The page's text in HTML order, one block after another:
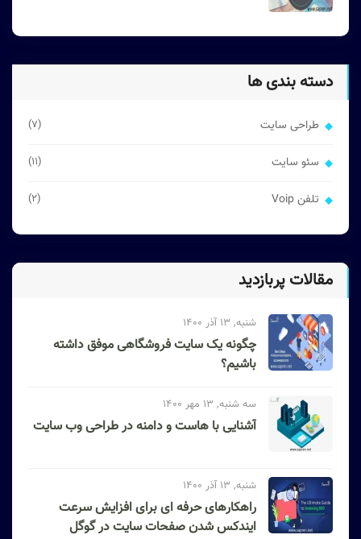
دسته بندی ها
طراحی سایت (7)
سئو سایت (11)
تلفن Voip (2)
مقالات پربازدید
شنبه, 13 آذر 1400
چگونه یک سایت فروشگاهی موفق داشته
باشیم؟
سه شنبه, 13 مهر 1400
آشنایی با هاست و دامنه در طراحی وب سایت
شنبه, 13 آذر 1400
راهکارهای حرفه ای برای افزایش سرعت
ایندکس شدن صفحات سایت در گوگل